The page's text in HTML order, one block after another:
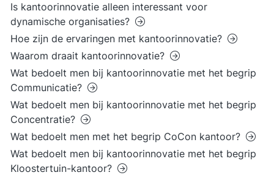
Is kantoorinnovatie alleen interessant voor
dynamische organisaties?
Hoe zijn de ervaringen met kantoorinnovatie?
Waarom draait kantoorinnovatie?
Wat bedoelt men bij kantoorinnovatie met het begrip
Communicatie?
Wat bedoelt men bij kantoorinnovatie met het begrip
Concentratie?
Wat bedoelt men met het begrip CoCon kantoor?
Wat bedoelt men bij kantoorinnovatie met het begrip
Kloostertuin-kantoor?